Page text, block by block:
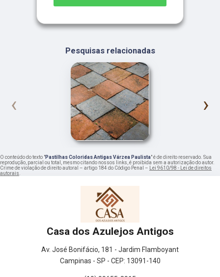
Pesquisas relacionadas
‹ ›
O conteúdo do texto "Pastilhas Coloridas Antigas Várzea Paulista" é de direito reservado. Sua
reprodução, parcial ou total, mesmo citando nossos links, é proibida sem a autorização do autor.
Crime de violação de direito autoral – artigo 184 do Código Penal –
Lei 9610/98 - Lei de direitos
autorais
Casa dos Azulejos Antigos
Av. José Bonifácio, 181 - Jardim Flamboyant
Campinas - SP - CEP: 13091-140